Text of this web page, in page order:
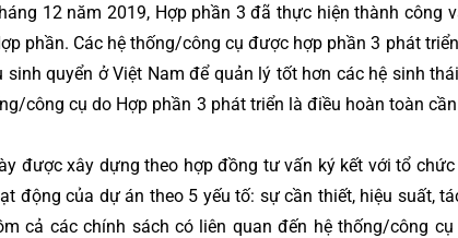
12 năm 2019, Hợp phần 3 đã thực hiện thành công
phần. Các hệ thống/công cụ được hợp phần 3 phát
sinh quyển ở Việt Nam để quản lý tốt hơn các hệ sinh
công cụ do Hợp phần 3 phát triển là điều hoàn toàn
được xây dựng theo hợp đồng tư vấn ký kết với tổ
động của dự án theo 5 yếu tố: sự cần thiết, hiệu suất,
cả các chính sách có liên quan đến hệ thống/công